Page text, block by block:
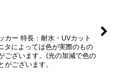
カー 特長：耐水・UVカット
タによっては色が実際のもの
ございます。(光の加減で色の
がございます。